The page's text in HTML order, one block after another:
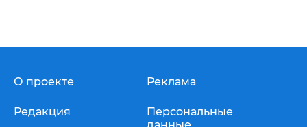
О проекте
Редакция
Реклама
Персональные